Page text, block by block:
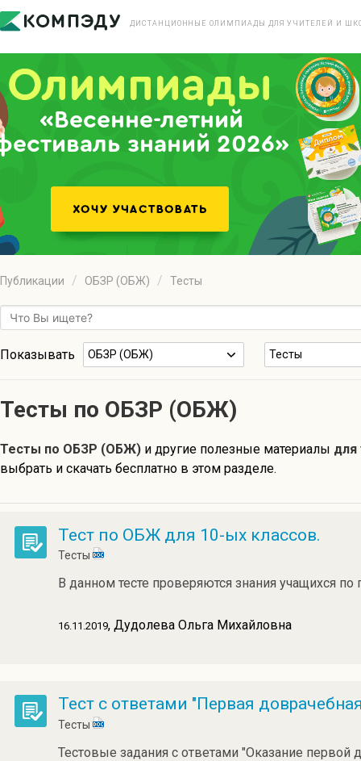
ДИСТАНЦИОННЫЕ ОЛИМПИАДЫ ДЛЯ УЧИТЕЛЕЙ И
«Весенне-летний
знаний 2026»
Публикации ОБЗР (ОБЖ) Тесты
Показывать ОБЗР (ОБЖ) Тесты
Тесты по ОБЗР (ОБЖ)
Тесты по ОБЗР (ОБЖ) и другие полезные материалы
выбрать и скачать бесплатно в этом разделе.
Тест по ОБЖ для 10-ых классов.
Тесты
В данном тесте проверяются знания учащихся
16.11.2019, Дудолева Ольга Михайловна
Тест с ответами "Первая
Тесты
Тестовые задания с ответами "Оказание первой